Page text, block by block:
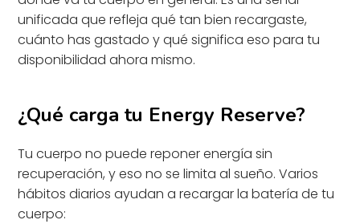
unificada que refleja qué tan bien recargaste,
cuánto has gastado y qué significa eso para tu
disponibilidad ahora mismo.
¿Qué carga tu Energy Reserve?
Tu cuerpo no puede reponer energía sin
recuperación, y eso no se limita al sueño. Varios
hábitos diarios ayudan a recargar la batería de tu
cuerpo: